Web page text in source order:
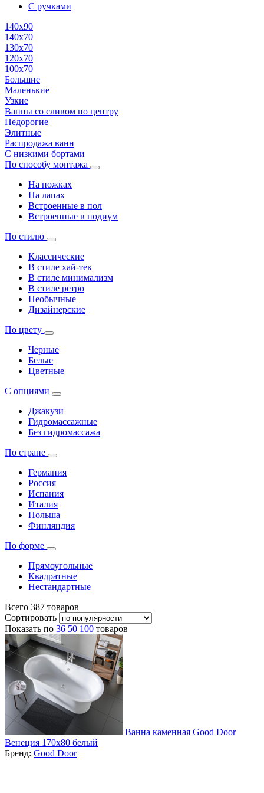
С ручками
140х90
140х70
130х70
120х70
100х70
Большие
Маленькие
Узкие
Ванны со сливом по центру
Недорогие
Элитные
Распродажа ванн
С низкими бортами
По способу монтажа
На ножках
На лапах
Встроенные в пол
Встроенные в подиум
По стилю
Классические
В стиле хай-тек
В стиле минимализм
В стиле ретро
Необычные
Дизайнерские
По цвету
Черные
Белые
Цветные
С опциями
Джакузи
Гидромассажные
Без гидромассажа
По стране
Германия
Россия
Испания
Италия
Польша
Финляндия
По форме
Прямоугольные
Квадратные
Нестандартные
Всего 387 товаров
Сортировать
Показать по 36 50 100 товаров
Ванна каменная Good Door
Венеция 170х80 белый
Бренд: Good Door